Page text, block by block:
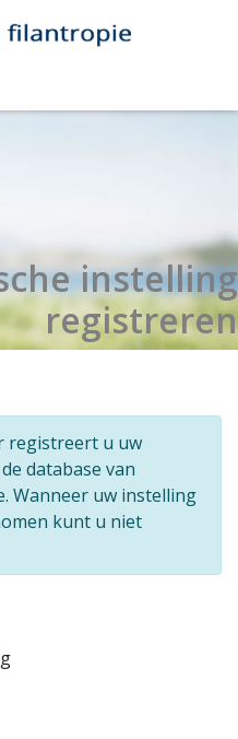
instelling
registreren
registreert u uw
database van
Wanneer uw instelling
kunt u niet